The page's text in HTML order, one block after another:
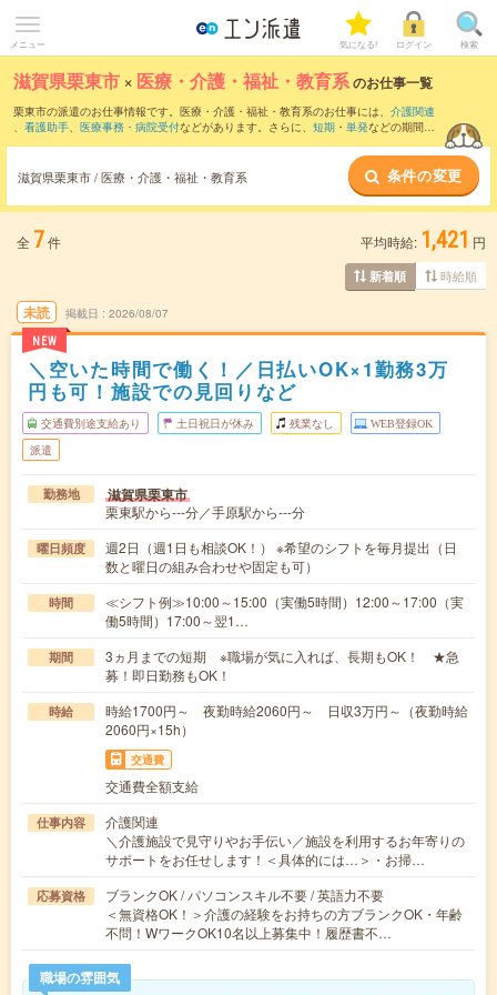
メニュー 気になる! ログイン 検索
滋賀県栗東市 × 医療・介護・福祉・教育系のお仕事一覧
栗東市の派遣のお仕事情報です。医療・介護・福祉・教育系のお仕事には、 介護関連
、 看護助手、 医療事務・病院受付などがあります。さらに、 短期 ・ 単発などの期間
滋賀県栗東市 / 医療・介護・福祉・教育系 条件の変更
全 7件 平均時給: 1,421 円
新着順 時給順
未読
NEW
掲載日 2026/08/07
＼空いた時間で働く！／日払いOK×1勤務3万
円も可！施設での見回りなど
交通費別途支給あり 土日祝日が休み 残業なし WEB登録OK
派遣
勤務地 滋賀県栗東市
栗東駅から---分／手原駅から---分
曜日頻度
週2日（週1日も相談OK！） ※希望のシフトを毎月提出（日
数と曜日の組み合わせや固定も可）
時間
≪シフト例≫10:00～15:00（実働5時間）12:00～17:00（実
働5時間）17:00～翌1…
期間
3ヵ月までの短期 ※職場が気に入れば、長期もOK！ ★急
募！即日勤務もOK！
時給
時給1700円～ 夜勤時給2060円～ 日収3万円～（夜勤時給
2060円×15h）
交通費
交通費全額支給
仕事内容
介護関連
＼介護施設で見守りやお手伝い／施設を利用するお年寄りの
サポートをお任せします！＜具体的には…＞・お掃…
応募資格
ブランクOK / パソコンスキル不要 / 英語力不要
＜無資格OK！＞介護の経験をお持ちの方ブランクOK・年齢
不問！WワークOK10名以上募集中！履歴書不…
職場の雰囲気